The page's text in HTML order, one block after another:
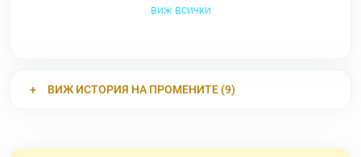
виж всички
ВИЖ ИСТОРИЯ НА ПРОМЕНИТЕ (9)